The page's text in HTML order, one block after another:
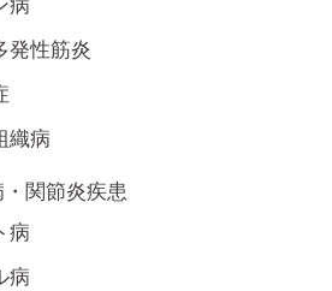
病
発性筋炎
織病
関節炎疾患
病
病